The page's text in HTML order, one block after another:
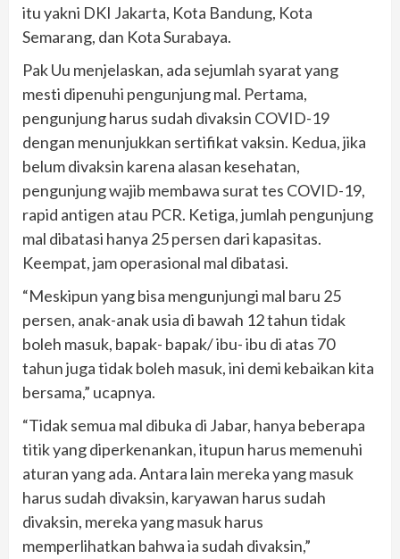
itu yakni DKI Jakarta, Kota Bandung, Kota
Semarang, dan Kota Surabaya.
Pak Uu menjelaskan, ada sejumlah syarat yang
mesti dipenuhi pengunjung mal. Pertama,
pengunjung harus sudah divaksin COVID-19
dengan menunjukkan sertifikat vaksin. Kedua, jika
belum divaksin karena alasan kesehatan,
pengunjung wajib membawa surat tes COVID-19,
rapid antigen atau PCR. Ketiga, jumlah pengunjung
mal dibatasi hanya 25 persen dari kapasitas.
Keempat, jam operasional mal dibatasi.
“Meskipun yang bisa mengunjungi mal baru 25
persen, anak-anak usia di bawah 12 tahun tidak
boleh masuk, bapak- bapak/ ibu- ibu di atas 70
tahun juga tidak boleh masuk, ini demi kebaikan kita
bersama,” ucapnya.
“Tidak semua mal dibuka di Jabar, hanya beberapa
titik yang diperkenankan, itupun harus memenuhi
aturan yang ada. Antara lain mereka yang masuk
harus sudah divaksin, karyawan harus sudah
divaksin, mereka yang masuk harus
memperlihatkan bahwa ia sudah divaksin,”